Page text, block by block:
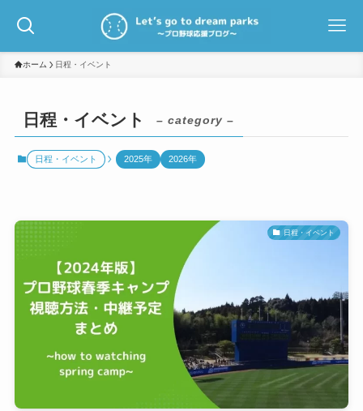
ホーム 日程・イベント
日程・イベント – category –
日程・イベント 2025年 2026年
日程・イベント